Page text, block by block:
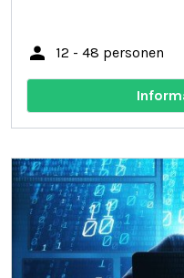
person 12 - 48 personen